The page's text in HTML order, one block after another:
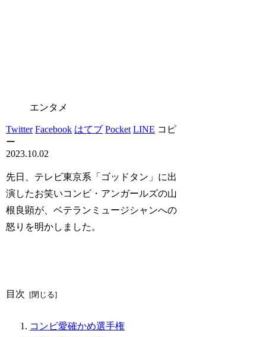
エンタメ
Twitter Facebook はてブ Pocket LINE コピ
ー
2023.10.02
先日、テレビ東京系「ゴッドタン」に出
演したお笑いコンビ・アンガールズの山
根良顕が、ベテランミュージシャンへの
怒りを明かしました。
目次
コンビ愛確かめ選手権